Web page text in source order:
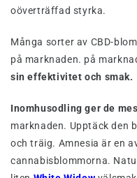
oöverträffad styrka.
Många sorter av CBD-
på marknaden. på
sin effektivitet och smak.
Inomhusodling ger de
marknaden. Upptäck den
och träig. Amnesia är en
cannabisblommorna.